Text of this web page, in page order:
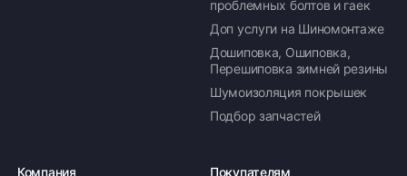
проблемных болтов и гаек
Доп услуги на Шиномонтаже
Дошиповка, Ошиповка,
Перешиповка зимней резины
Шумоизоляция покрышек
Подбор запчастей
Компания Покупателям